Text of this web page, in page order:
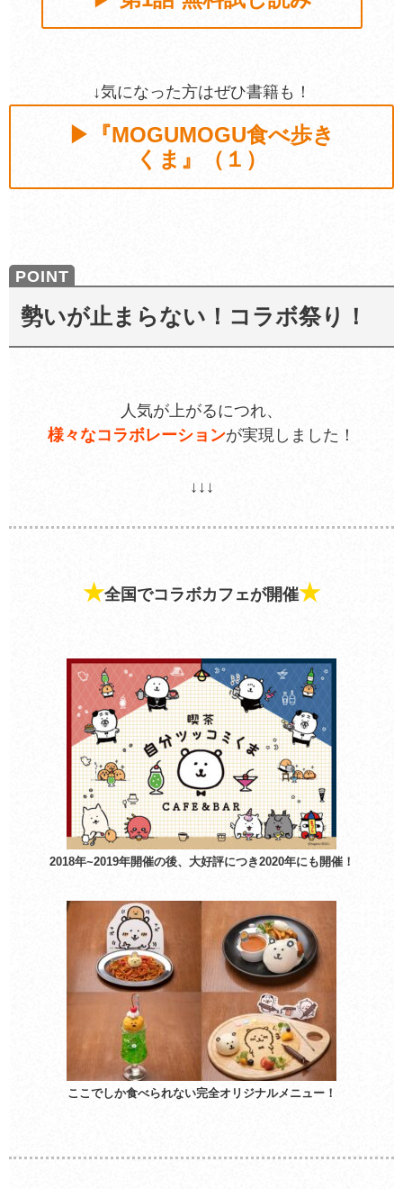
↓気になった方はぜひ書籍も！
▶『MOGUMOGU食べ歩き
くま』（１）
勢いが止まらない！コラボ祭り！
人気が上がるにつれ、
様々なコラボレーションが実現しました！
↓↓↓
★全国でコラボカフェが開催★
2018年~2019年開催の後、大好評につき2020年にも開催！
ここでしか食べられない完全オリジナルメニュー！